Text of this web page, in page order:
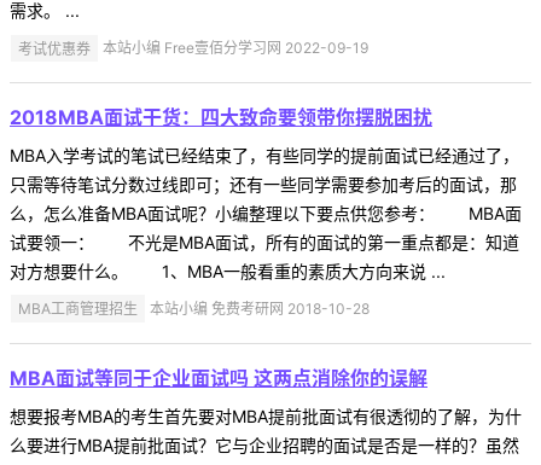
需求。 ...
考试优惠券 本站小编 Free壹佰分学习网 2022-09-19
2018MBA面试干货：四大致命要领带你摆脱困扰
MBA入学考试的笔试已经结束了，有些同学的提前面试已经通过了，
只需等待笔试分数过线即可；还有一些同学需要参加考后的面试，那
么，怎么准备MBA面试呢？小编整理以下要点供您参考： MBA面
试要领一： 不光是MBA面试，所有的面试的第一重点都是：知道
对方想要什么。 1、MBA一般看重的素质大方向来说 ...
MBA工商管理招生 本站小编 免费考研网 2018-10-28
MBA面试等同于企业面试吗 这两点消除你的误解
想要报考MBA的考生首先要对MBA提前批面试有很透彻的了解，为什
么要进行MBA提前批面试？它与企业招聘的面试是否是一样的？虽然